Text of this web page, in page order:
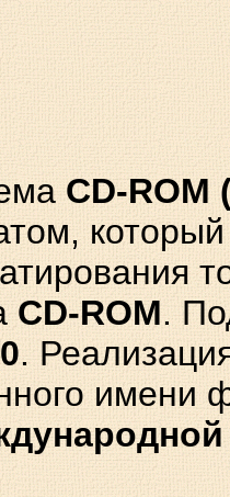
CD-ROM
который
CD-ROM.
.